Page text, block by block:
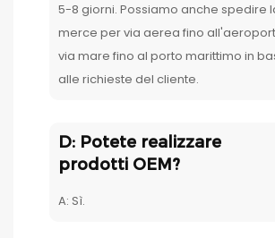
5-8 giorni. Possiamo anche spedire
merce per via aerea fino
via mare fino al porto marittimo in
alle richieste del cliente.
D: Potete realizzare
prodotti OEM?
A: Sì.